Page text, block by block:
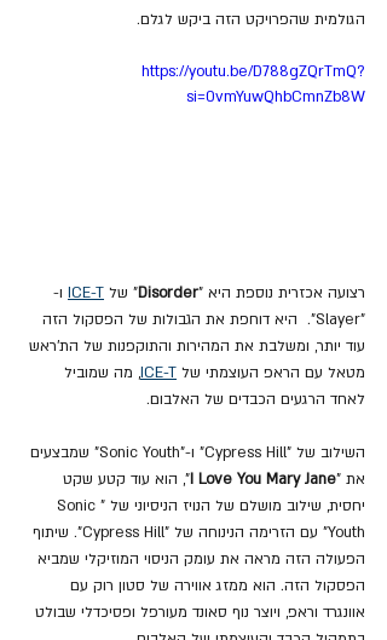
הגולמית שהפרויקט הזה ביקש לגלם.
https://youtu.be/D788gZQrTmQ?
si=0vmYuwQhbCmnZb8W
רצועה אכזרית נוספת היא "Disorder" של ICE-T
ו-
"Slayer".  היא דוחפת את הגבולות של הפסקול הזה
עוד יותר, ומשלבת את המהירות והתוקפנות של הת'ראש
מטאל עם הראפ העוצמתי של
ICE-T
, מה שמוביל
לאחד הרגעים הכבדים של האלבום.
השילוב של "Cypress Hill" ו-"Sonic Youth" שמבצעים
את "I Love You Mary Jane", הוא עוד קטע שקט
יחסית, שילוב מושלם של הנויז הניסיוני של "Sonic
Youth" עם הזרימה הנינוחה של "Cypress Hill". שיתוף
הפעולה הזה מראה את עומק הניסוי המוזיקלי שמביא
הפסקול הזה. הוא ממזג אווירה של סטון רוק עם
אוונגרד וראפ, ויוצר נוף סאונד מעורפל ופסיכדלי שבולט